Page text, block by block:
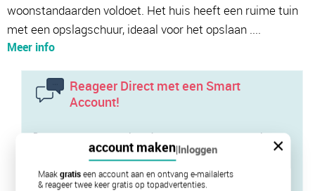
account maken|Inloggen ×
Maakgratiseen account aan en ontvang e-mailalerts
& reageer twee keer gratis op topadvertenties.
woonstandaarden voldoet. Het huis heeft een ruime tuin
met een opslagschuur, ideaal voor het opslaan ....
Meer info
Reageer Direct met een Smart
Account!
Door te reageren neem je rechtstreeks contact op met de
verhuurder of diens makelaar